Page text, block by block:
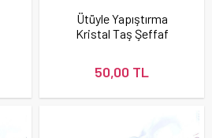
Ütüyle Yapıştırma
Kristal Taş Şeffaf
50,00 TL